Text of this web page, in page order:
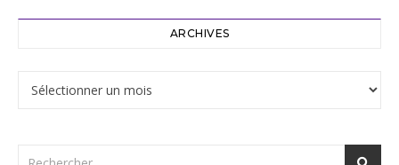
ARCHIVES
Archives